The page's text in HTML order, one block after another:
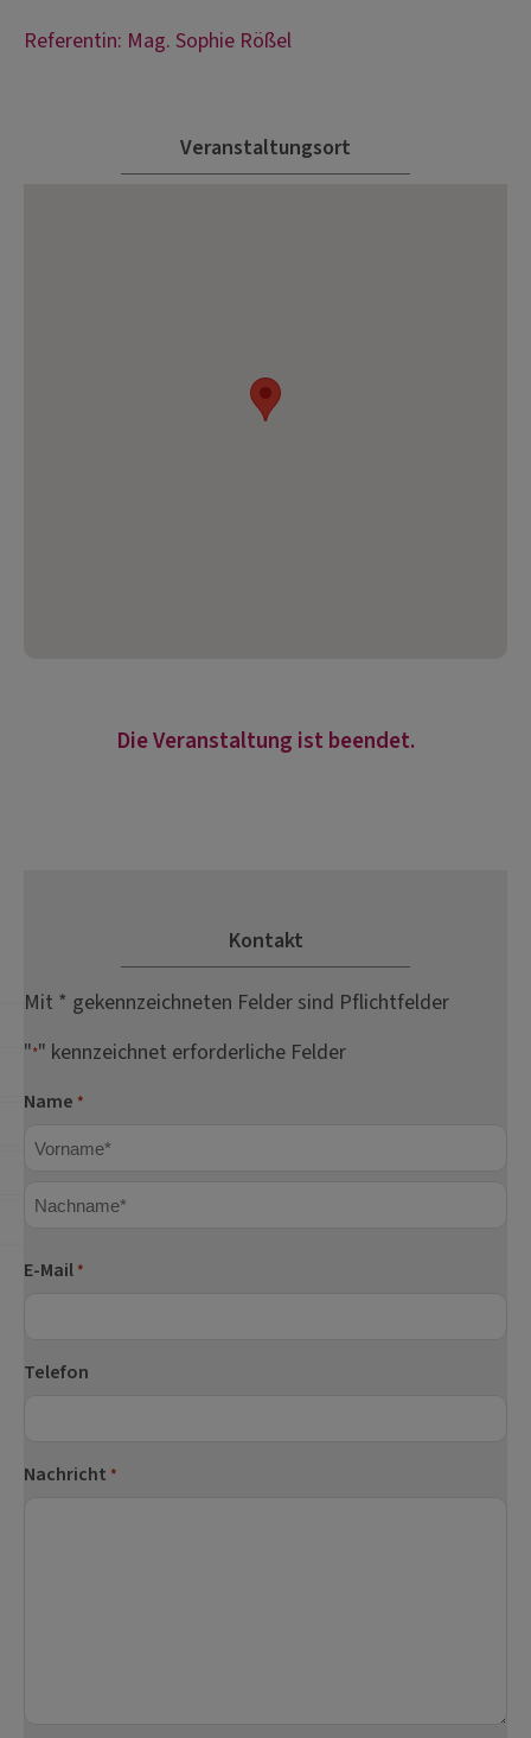
Referentin: Mag. Sophie Rößel
Veranstaltungsort
Die Veranstaltung ist beendet.
Kontakt
Mit * gekennzeichneten Felder sind Pflichtfelder
"*" kennzeichnet erforderliche Felder
Name *
E-Mail *
Telefon
Nachricht *